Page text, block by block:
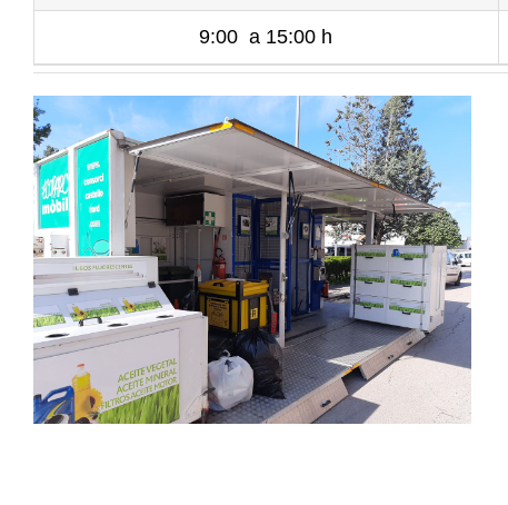
9:00 a 15:00 h